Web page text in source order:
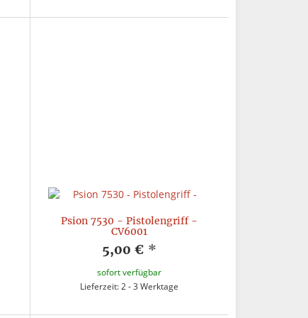
Psion 7530 - Pistolengriff -
CV6001
5,00 € *
sofort verfügbar
Lieferzeit: 2 - 3 Werktage